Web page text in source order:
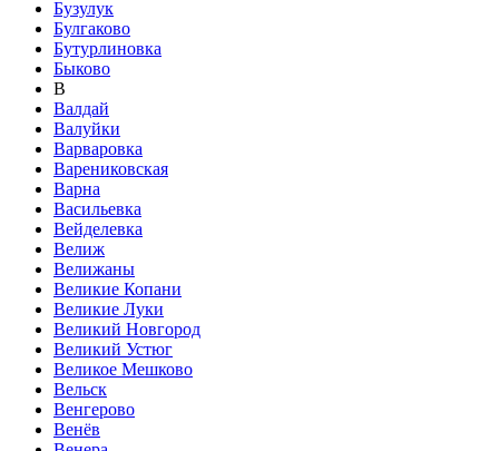
Бузулук
Булгаково
Бутурлиновка
Быково
В
Валдай
Валуйки
Варваровка
Варениковская
Варна
Васильевка
Вейделевка
Велиж
Велижаны
Великие Копани
Великие Луки
Великий Новгород
Великий Устюг
Великое Мешково
Вельск
Венгерово
Венёв